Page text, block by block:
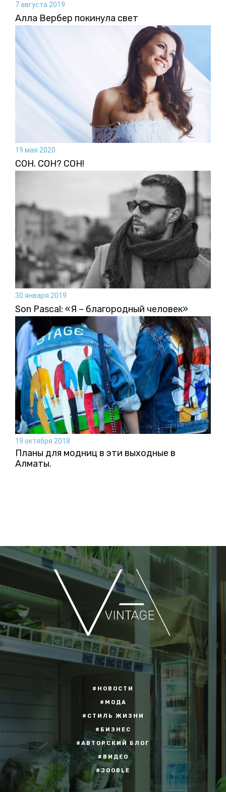
7 августа 2019
Алла Вербер покинула свет
19 мая 2020
СОН. СОН? СОН!
30 января 2019
Son Pascal: «Я – благородный человек»
19 октября 2018
Планы для модниц в эти выходные в
Алматы.
#НОВОСТИ
#МОДА
#СТИЛЬ ЖИЗНИ
#БИЗНЕС
#АВТОРСКИЙ БЛОГ
#ВИДЕО
#JOOBLE